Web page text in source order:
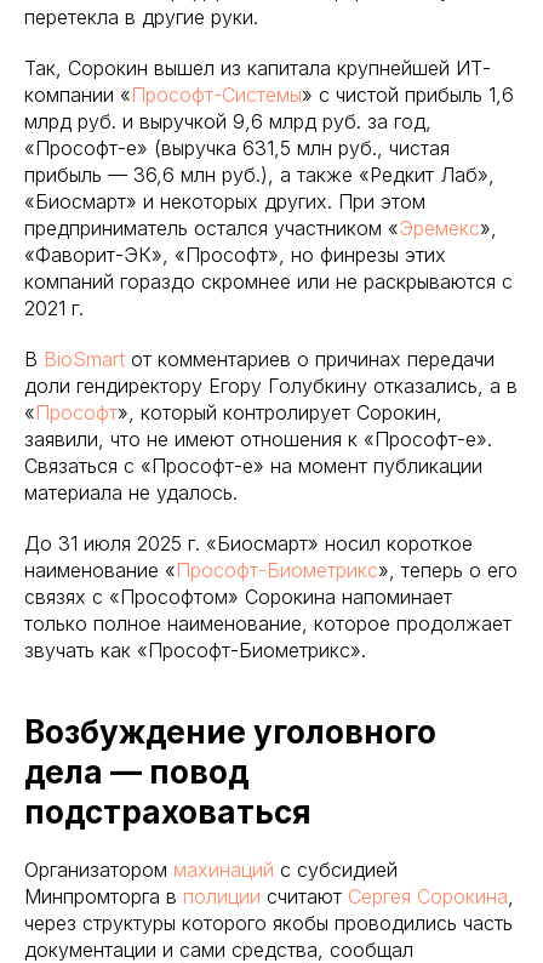
перетекла в другие руки.
Так, Сорокин вышел из капитала крупнейшей ИТ-
компании «Прософт-Системы» с чистой прибыль 1,6
млрд руб. и выручкой 9,6 млрд руб. за год,
«Прософт-е» (выручка 631,5 млн руб., чистая
прибыль — 36,6 млн руб.), а также «Редкит Лаб»,
«Биосмарт» и некоторых других. При этом
предприниматель остался участником «Эремекс»,
«Фаворит-ЭК», «Прософт», но финрезы этих
компаний гораздо скромнее или не раскрываются с
2021 г.
В BioSmart от комментариев о причинах передачи
доли гендиректору Егору Голубкину отказались, а в
«Прософт», который контролирует Сорокин,
заявили, что не имеют отношения к «Прософт-е».
Связаться с «Прософт-е» на момент публикации
материала не удалось.
До 31 июля 2025 г. «Биосмарт» носил короткое
наименование «Прософт-Биометрикс», теперь о его
связях с «Прософтом» Сорокина напоминает
только полное наименование, которое продолжает
звучать как «Прософт-Биометрикс».
Возбуждение уголовного
дела — повод
подстраховаться
Организатором махинаций с субсидией
Минпромторга в полиции считают Сергея Сорокина,
через структуры которого якобы проводились часть
документации и сами средства, сообщал